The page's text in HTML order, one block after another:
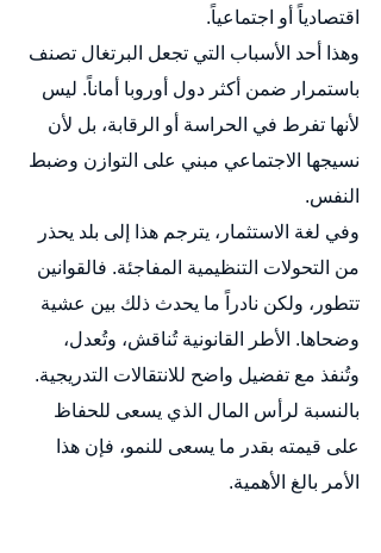
اقتصادياً أو اجتماعياً.
وهذا أحد الأسباب التي تجعل البرتغال تصنف
باستمرار ضمن أكثر دول أوروبا أماناً. ليس
لأنها تفرط في الحراسة أو الرقابة، بل لأن
نسيجها الاجتماعي مبني على التوازن وضبط
النفس.
وفي لغة الاستثمار، يترجم هذا إلى بلد يحذر
من التحولات التنظيمية المفاجئة. فالقوانين
تتطور، ولكن نادراً ما يحدث ذلك بين عشية
وضحاها. الأطر القانونية تُناقش، وتُعدل،
وتُنفذ مع تفضيل واضح للانتقالات التدريجية.
بالنسبة لرأس المال الذي يسعى للحفاظ
على قيمته بقدر ما يسعى للنمو، فإن هذا
الأمر بالغ الأهمية.